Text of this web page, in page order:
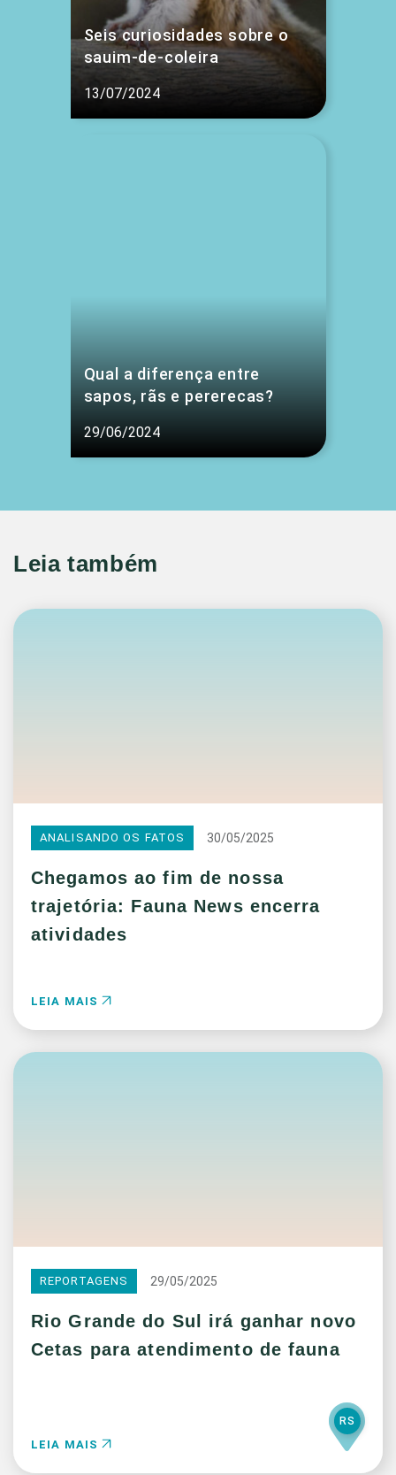
Seis curiosidades sobre o
sauim-de-coleira
13/07/2024
Qual a diferença entre
sapos, rãs e pererecas?
29/06/2024
Leia também
ANALISANDO OS FATOS 30/05/2025
Chegamos ao fim de nossa
trajetória: Fauna News encerra
atividades
LEIA MAIS
REPORTAGENS 29/05/2025
Rio Grande do Sul irá ganhar novo
Cetas para atendimento de fauna
LEIA MAIS
RS